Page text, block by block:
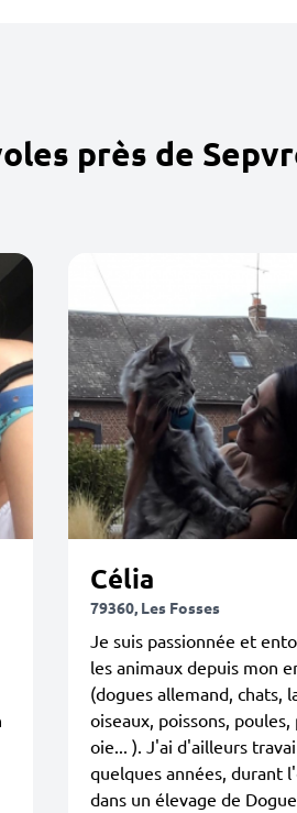
près de
Célia
79360, Les Fosses
Je suis passionnée et
les animaux depuis mon
(dogues allemand, chats,
oiseaux, poissons, poules,
oie... ). J'ai d'ailleurs
quelques années, durant
dans un élevage de